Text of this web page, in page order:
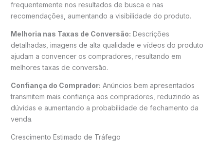
frequentemente nos resultados de busca e nas
recomendações, aumentando a visibilidade do produto.
Melhoria nas Taxas de Conversão: Descrições
detalhadas, imagens de alta qualidade e vídeos do produto
ajudam a convencer os compradores, resultando em
melhores taxas de conversão.
Confiança do Comprador: Anúncios bem apresentados
transmitem mais confiança aos compradores, reduzindo as
dúvidas e aumentando a probabilidade de fechamento da
venda.
Crescimento Estimado de Tráfego